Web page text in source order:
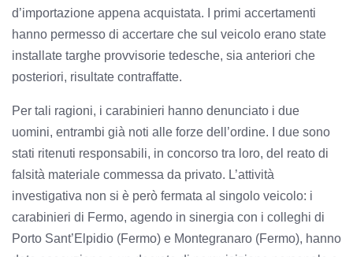
d’importazione appena acquistata. I primi accertamenti
hanno permesso di accertare che sul veicolo erano state
installate targhe provvisorie tedesche, sia anteriori che
posteriori, risultate contraffatte.
Per tali ragioni, i carabinieri hanno denunciato i due
uomini, entrambi già noti alle forze dell’ordine. I due sono
stati ritenuti responsabili, in concorso tra loro, del reato di
falsità materiale commessa da privato. L’attività
investigativa non si è però fermata al singolo veicolo: i
carabinieri di Fermo, agendo in sinergia con i colleghi di
Porto Sant’Elpidio (Fermo) e Montegranaro (Fermo), hanno